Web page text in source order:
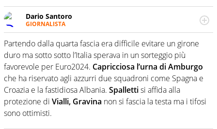
Dario Santoro
GIORNALISTA
Scrive, commenta, racconta lo sport in tutte le
sfaccettature. Tocca l'apice quando ha modo di
concentrarsi sulle interviste ai grandi protagonisti
Partendo dalla quarta fascia era difficile evitare un girone
duro ma sotto sotto l’Italia sperava in un sorteggio più
favorevole per Euro2024. Capricciosa l’urna di Amburgo
che ha riservato agli azzurri due squadroni come Spagna e
Croazia e la fastidiosa Albania. Spallettisi affida alla
protezione di Vialli, Gravina non si fascia la testa ma i tifosi
sono ottimisti.